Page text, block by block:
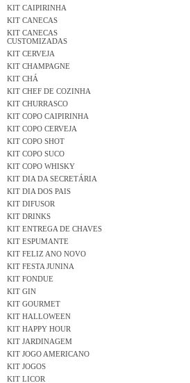
KIT CAIPIRINHA
KIT CANECAS
KIT CANECAS
CUSTOMIZADAS
KIT CERVEJA
KIT CHAMPAGNE
KIT CHÁ
KIT CHEF DE COZINHA
KIT CHURRASCO
KIT COPO CAIPIRINHA
KIT COPO CERVEJA
KIT COPO SHOT
KIT COPO SUCO
KIT COPO WHISKY
KIT DIA DA SECRETÁRIA
KIT DIA DOS PAIS
KIT DIFUSOR
KIT DRINKS
KIT ENTREGA DE CHAVES
KIT ESPUMANTE
KIT FELIZ ANO NOVO
KIT FESTA JUNINA
KIT FONDUE
KIT GIN
KIT GOURMET
KIT HALLOWEEN
KIT HAPPY HOUR
KIT JARDINAGEM
KIT JOGO AMERICANO
KIT JOGOS
KIT LICOR